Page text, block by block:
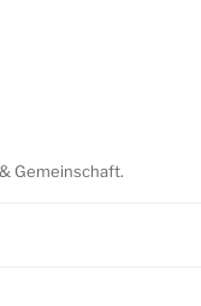
Gemeinschaft.